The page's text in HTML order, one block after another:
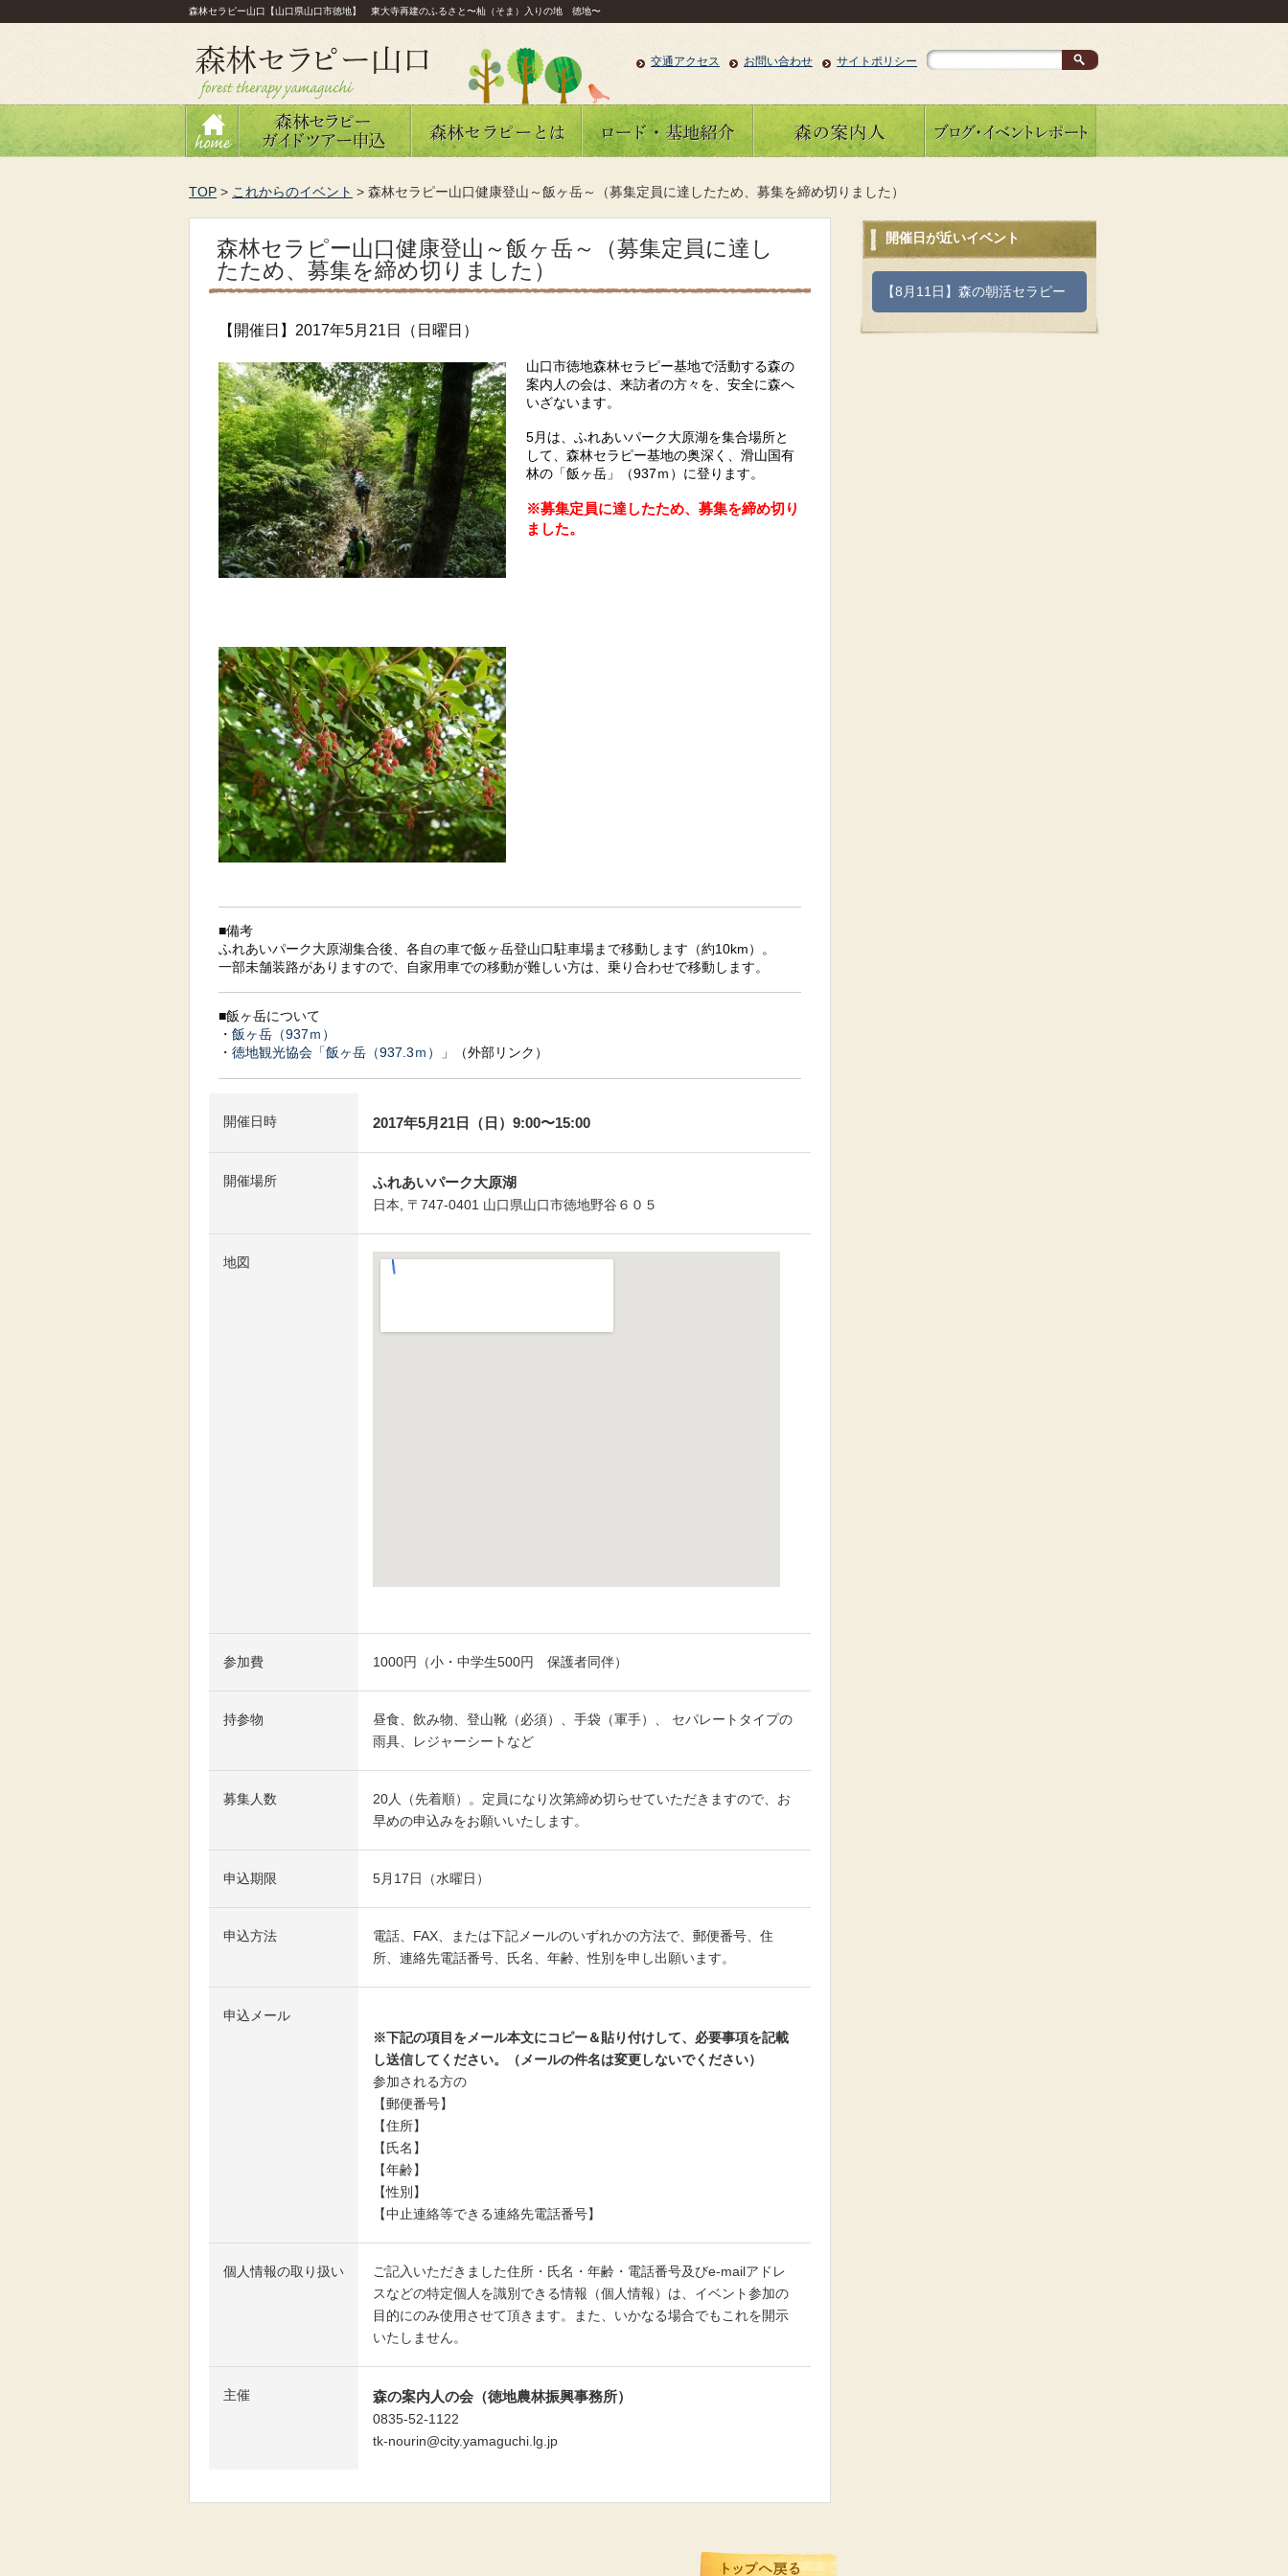
森林セラピー山口【山口県山口市徳地】 東大寺再建のふるさと〜杣（そま）入りの地 徳地〜
交通アクセス お問い合わせ サイトポリシー
TOP > これからのイベント > 森林セラピー山口健康登山～飯ヶ岳～（募集定員に達したため、募集を締め切りました）
森林セラピー山口健康登山～飯ヶ岳～（募集定員に達し
たため、募集を締め切りました）
【開催日】2017年5月21日（日曜日）
山口市徳地森林セラピー基地で活動する森の
案内人の会は、来訪者の方々を、安全に森へ
いざないます。
5月は、ふれあいパーク大原湖を集合場所と
して、森林セラピー基地の奥深く、滑山国有
林の「飯ヶ岳」（937ｍ）に登り ます。
※募集定員に達したため、募集を締め切り
ました。
■備考
ふれあいパーク大原湖集合後、各自の車で飯ヶ岳登山口駐車場まで移動します（約10km）。
一部未舗装路がありますので、自家用車での移動が難しい方は、乗り合わせで移動します。
■飯ヶ岳について
・ 飯ヶ岳（937ｍ）
・ 徳地観光協会「飯ヶ岳（937.3ｍ）」 （外部リンク）
開催日時 2017年5月21日（日）9:00〜15:00
開催場所 ふれあいパーク大原湖
日本, 〒747-0401 山口県山口市徳地野谷６０５
地図
参加費 1000円（小・中学生500円 保護者同伴）
持参物
昼食、飲み物、登山靴（必須）、手袋（軍手）、 セパレートタイプの
雨具、レジャーシートなど
募集人数
20人（先着順）。定員になり次第締め切らせていただきますので、お
早めの申込みをお願いいたします。
申込期限 5月17日（水曜日）
申込方法
電話、FAX、または下記メールのいずれかの方法で、郵便番号、住
所、連絡先電話番号、氏名、年齢、性別を申し出願います。
申込メール
※下記の項目をメール本文にコピー＆貼り付けして、必要事項を記載
し送信してください。（メールの件名は変更しないでください）
参加される方の
【郵便番号】
【住所】
【氏名】
【年齢】
【性別】
【中止連絡等できる連絡先電話番号】
個人情報の取り扱い
ご記入いただきました住所・氏名・年齢・電話番号及びe-mailアドレ
スなどの特定個人を識別できる情報（個人情報）は、イベント参加の
目的にのみ使用させて頂きます。また、いかなる場合でもこれを開示
いたしません。
主催 森の案内人の会（徳地農林振興事務所）
0835-52-1122
tk-nourin@city.yamaguchi.lg.jp
開催日が近いイベント
【8月11日】森の朝活セラピー